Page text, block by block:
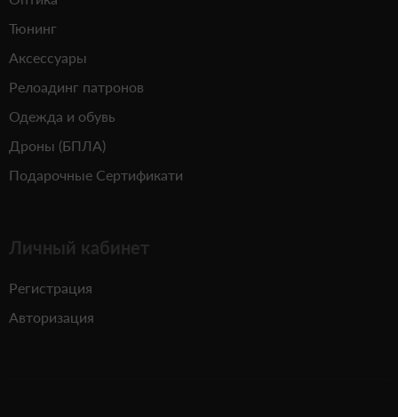
Тюнинг
Аксессуары
Релоадинг патронов
Одежда и обувь
Дроны (БПЛА)
Подарочные Сертификати
Личный кабинет
Регистрация
Авторизация